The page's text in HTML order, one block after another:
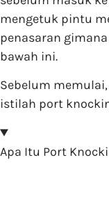
mengetuk pintu
penasaran
bawah ini.
Sebelum
istilah port
Apa Itu Port